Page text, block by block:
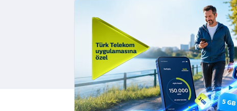
Tüm Türk Telekom’lulara Yaay ve BİP’te
ücretsiz internet!
İncele